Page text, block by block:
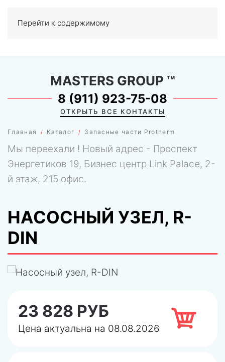
Перейти к содержимому
0
Главная Каталог Запасные части Protherm
MASTERS GROUP ™
8 (911) 923-75-08
ОТКРЫТЬ ВСЕ КОНТАКТЫ
Мы переехали ! Новый адрес - Проспект
Энергетиков 19, Бизнес центр Link Palace, 2-
й этаж, 215 офис.
НАСОСНЫЙ УЗЕЛ, R-
DIN
23 828 РУБ
Цена актуальна на 08.08.2026